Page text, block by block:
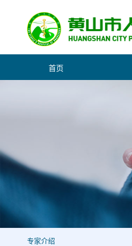
首页
专家介绍